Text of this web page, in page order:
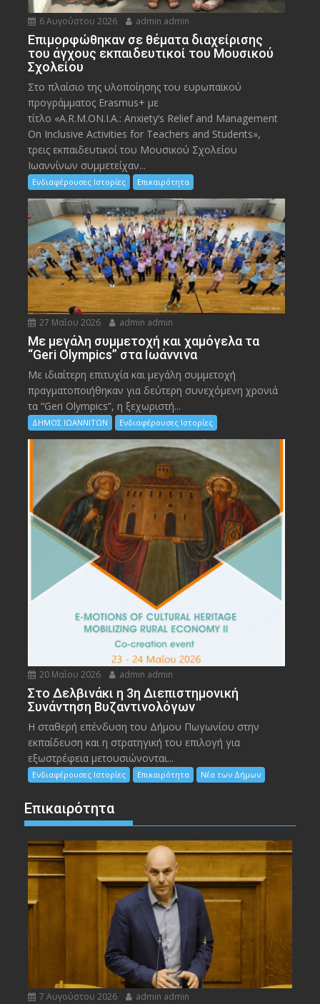
6 Αυγούστου 2026 admin admin
Eπιμορφώθηκαν σε θέματα διαχείρισης
του άγχους εκπαιδευτικοί του Μουσικού
Σχολείου
Στο πλαίσιο της υλοποίησης του ευρωπαϊκού
προγράμματος Erasmus+ με
τίτλο «A.R.M.ON.I.A.: Anxiety’s Relief and Management
On Inclusive Activities for Teachers and Students»,
τρεις εκπαιδευτικοί του Μουσικού Σχολείου
Ιωαννίνων συμμετείχαν...
Ενδιαφέρουσες Ιστορίες Επικαιρότητα
27 Μαΐου 2026 admin admin
Με μεγάλη συμμετοχή και χαμόγελα τα
“Geri Olympics” στα Ιωάννινα
Με ιδιαίτερη επιτυχία και μεγάλη συμμετοχή
πραγματοποιήθηκαν για δεύτερη συνεχόμενη χρονιά
τα “Geri Olympics”, η ξεχωριστή...
ΔΗΜΟΣ ΙΩΑΝΝΙΤΩΝ Ενδιαφέρουσες Ιστορίες
20 Μαΐου 2026 admin admin
Στο Δελβινάκι η 3η Διεπιστημονική
Συνάντηση Βυζαντινολόγων
Η σταθερή επένδυση του Δήμου Πωγωνίου στην
εκπαίδευση και η στρατηγική του επιλογή για
εξωστρέφεια μετουσιώνονται...
Ενδιαφέρουσες Ιστορίες Επικαιρότητα Νέα των Δήμων
Επικαιρότητα
7 Αυγούστου 2026 admin admin